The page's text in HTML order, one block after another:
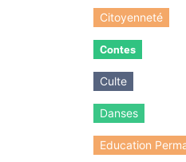
Citoyenneté
Contes
Culte
Danses
Education